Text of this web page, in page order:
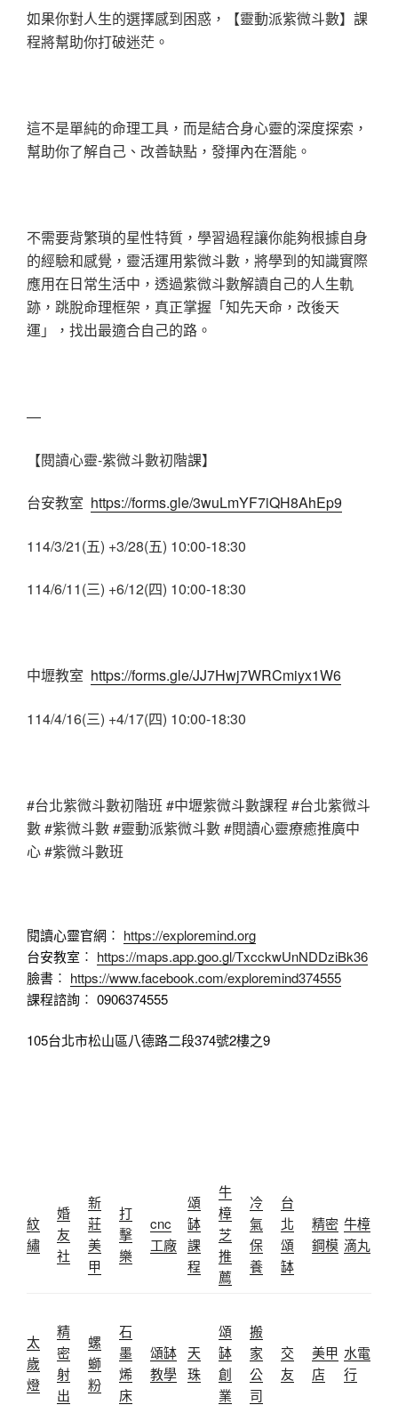
如果你對人生的選擇感到困惑，【靈動派紫微斗數】課
程將幫助你打破迷茫。
這不是單純的命理工具，而是結合身心靈的深度探索，
幫助你了解自己、改善缺點，發揮內在潛能。
不需要背繁瑣的星性特質，學習過程讓你能夠根據自身
的經驗和感覺，靈活運用紫微斗數，將學到的知識實際
應用在日常生活中，透過紫微斗數解讀自己的人生軌
跡，跳脫命理框架，真正掌握「知先天命，改後天
運」，找出最適合自己的路。
—
【閱讀心靈-紫微斗數初階課】
台安教室 https://forms.gle/3wuLmYF7iQH8AhEp9
114/3/21(五) +3/28(五) 10:00-18:30
114/6/11(三) +6/12(四) 10:00-18:30
中壢教室 https://forms.gle/JJ7Hwj7WRCmiyx1W6
114/4/16(三) +4/17(四) 10:00-18:30
#台北紫微斗數初階班 #中壢紫微斗數課程 #台北紫微斗
數 #紫微斗數 #靈動派紫微斗數 #閱讀心靈療癒推廣中
心 #紫微斗數班
閱讀心靈官網︰ https://exploremind.org
台安教室︰ https://maps.app.goo.gl/TxcckwUnNDDziBk36
臉書︰ https://www.facebook.com/exploremind374555
課程諮詢︰ 0906374555
105台北市松山區八德路二段374號2樓之9
紋
繡
婚
友
社
新
莊
美
甲
打
擊
樂
cnc
工廠
頌
缽
課
程
牛
樟
芝
推
薦
冷
氣
保
養
台
北
頌
缽
精密
鋼模
牛樟
滴丸
太
歲
燈
精
密
射
出
螺
螄
粉
石
墨
烯
床
頌缽
教學
天
珠
頌
缽
創
業
搬
家
公
司
交
友
美甲
店
水電
行